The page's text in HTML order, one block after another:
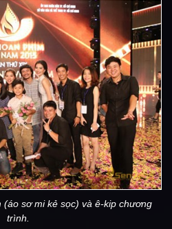
sơ mi kẻ sọc) và ê-kip chương
trình.